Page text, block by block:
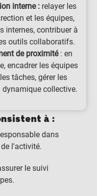
interne :relayer les
et les équipes,
internes, contribuer à
outils collaboratifs.
de proximité: en
encadrer les équipes
tâches, gérer les
collective.
à :
dans
l'activité.
le suivi